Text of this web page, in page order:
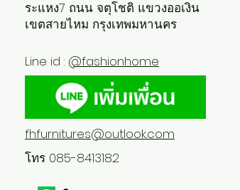
ระแหง7 ถนน จตุโชติ แขวงออเงิน
เขตสายไหม กรุงเทพมหานคร
Line id : @fashionhome
fhfurnitures@outlook.com
โทร 085-8413182